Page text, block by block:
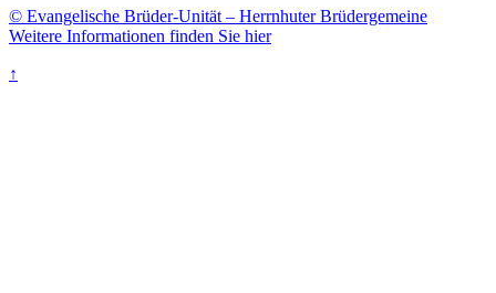
© Evangelische Brüder-Unität – Herrnhuter Brüdergemeine
Weitere Informationen finden Sie hier
↑